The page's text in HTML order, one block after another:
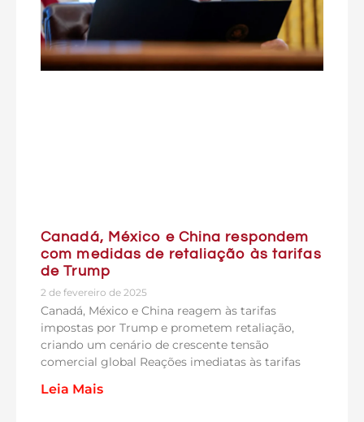
Canadá, México e China respondem
com medidas de retaliação às tarifas
de Trump
2 de fevereiro de 2025
Canadá, México e China reagem às tarifas
impostas por Trump e prometem retaliação,
criando um cenário de crescente tensão
comercial global Reações imediatas às tarifas
Leia Mais